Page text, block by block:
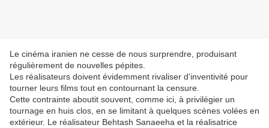
Le cinéma iranien ne cesse de nous surprendre, produisant
régulièrement de nouvelles pépites.
Les réalisateurs doivent évidemment rivaliser d'inventivité pour
tourner leurs films tout en contournant la censure.
Cette contrainte aboutit souvent, comme ici, à privilégier un
tournage en huis clos, en se limitant à quelques scènes volées en
extérieur. Le réalisateur Behtash Sanaeeha et la réalisatrice